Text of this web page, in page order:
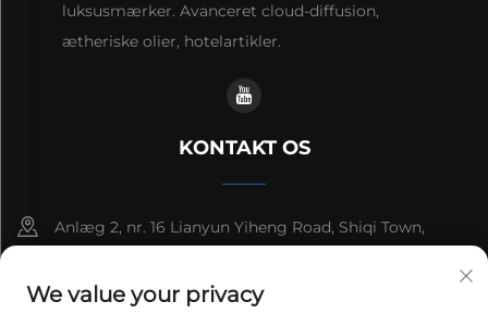
luksusmærker. Avanceret cloud-diffusion,
ætheriske olier, hotelartikler.
KONTAKT OS
Anlæg 2, nr. 16 Lianyun Yiheng Road, Shiqi Town,
+86-13192436782
We value your privacy